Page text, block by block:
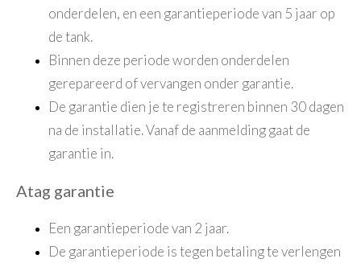
onderdelen, en een garantieperiode van 5 jaar op
de tank.
Binnen deze periode worden onderdelen
gerepareerd of vervangen onder garantie.
De garantie dien je te registreren binnen 30 dagen
na de installatie. Vanaf de aanmelding gaat de
garantie in.
Atag garantie
Een garantieperiode van 2 jaar.
De garantieperiode is tegen betaling te verlengen